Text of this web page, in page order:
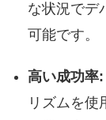
な状況でデ
可能です。
高い成功率:
リズムを使